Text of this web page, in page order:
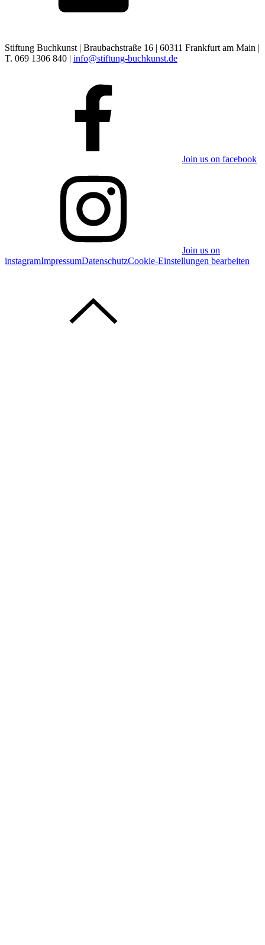
Stiftung Buchkunst | Braubachstraße 16 | 60311 Frankfurt am Main |
T. 069 1306 840 | info@stiftung-buchkunst.de
Join us on facebook
Join us on
instagramImpressumDatenschutzCookie-Einstellungen bearbeiten